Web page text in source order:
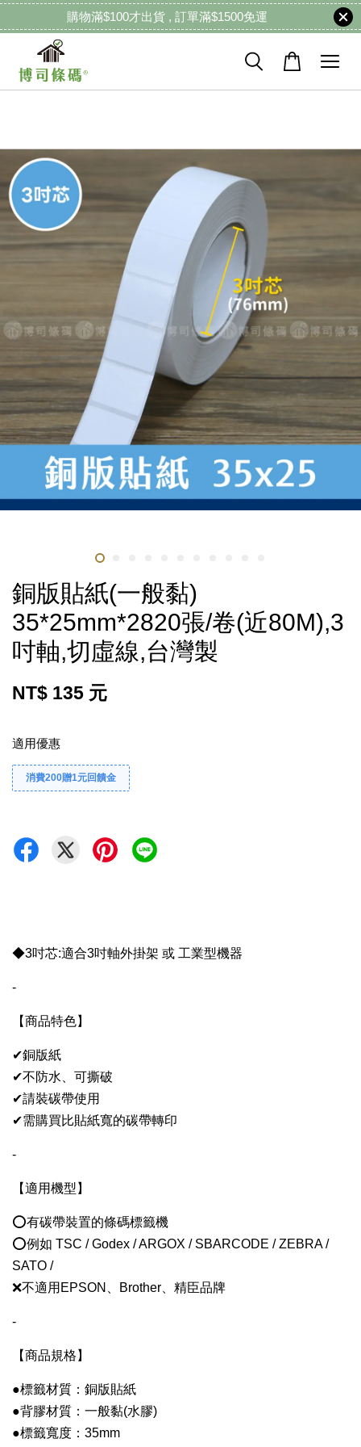
購物滿$100才出貨 , 訂單滿$1500免運
銅版貼紙(一般黏)
35*25mm*2820張/卷(近80M),3
吋軸,切虛線,台灣製
NT$ 135 元
適用優惠
消費200贈1元回饋金
◆3吋芯:適合3吋軸外掛架 或 工業型機器
-
【商品特色】
✔銅版紙
✔不防水、可撕破
✔請裝碳帶使用
✔需購買比貼紙寬的碳帶轉印
-
【適用機型 】
⭕有碳帶裝置的條碼標籤機
⭕例如 TSC / Godex / ARGOX / SBARCODE / ZEBRA /
SATO /
❌不適用EPSON、Brother、精臣品牌
-
【商品規格 】
●標籤材質：銅版貼紙
●背膠材質：一般黏(水膠)
●標籤寬度：35mm